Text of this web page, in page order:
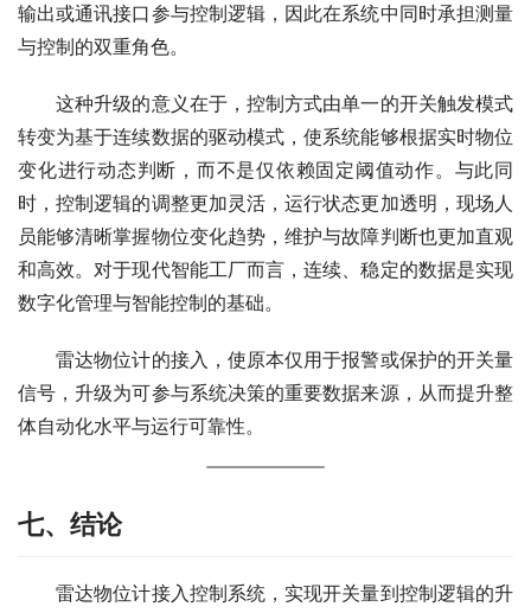
输出或通讯接口参与控制逻辑，因此在系统中同时承担测量
与控制的双重角色。
这种升级的意义在于，控制方式由单一的开关触发模式
转变为基于连续数据的驱动模式，使系统能够根据实时物位
变化进行动态判断，而不是仅依赖固定阈值动作。与此同
时，控制逻辑的调整更加灵活，运行状态更加透明，现场人
员能够清晰掌握物位变化趋势，维护与故障判断也更加直观
和高效。对于现代智能工厂而言，连续、稳定的数据是实现
数字化管理与智能控制的基础。
雷达物位计的接入，使原本仅用于报警或保护的开关量
信号，升级为可参与系统决策的重要数据来源，从而提升整
体自动化水平与运行可靠性。
七、结论
雷达物位计接入控制系统，实现开关量到控制逻辑的升